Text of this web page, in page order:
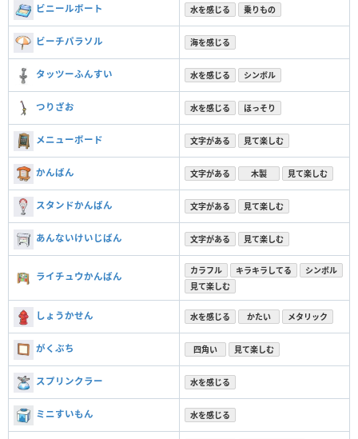
ビニールボート 水を感じる 乗りもの
ビーチパラソル 海を感じる
タッツーふんすい 水を感じる シンボル
つりざお 水を感じる ほっそり
メニューボード 文字がある 見て楽しむ
かんばん 文字がある 木製 見て楽しむ
スタンドかんばん 文字がある 見て楽しむ
あんないけいじばん 文字がある 見て楽しむ
ライチュウかんばん
カラフル キラキラしてる
シンボル
見て楽しむ
しょうかせん 水を感じる かたい メタリック
がくぶち 四角い 見て楽しむ
スプリンクラー 水を感じる
ミニすいもん 水を感じる